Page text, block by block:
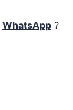
WhatsApp?